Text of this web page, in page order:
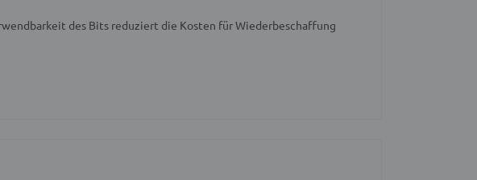
des Bits reduziert die Kosten für Wiederbeschaffung